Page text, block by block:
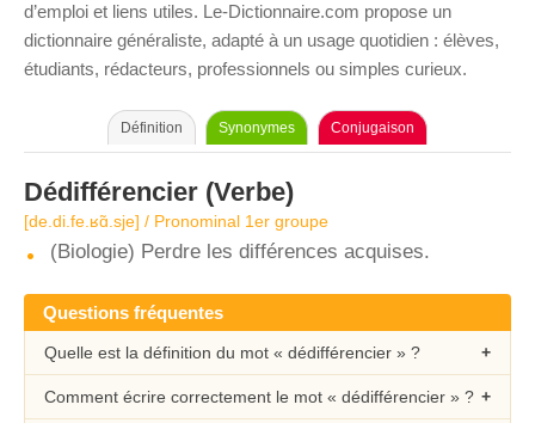
d’emploi et liens utiles. Le-Dictionnaire.com propose un
dictionnaire généraliste, adapté à un usage quotidien : élèves,
étudiants, rédacteurs, professionnels ou simples curieux.
Définition Synonymes Conjugaison
Dédifférencier (Verbe)
[de.di.fe.ʁɑ̃.sje] / Pronominal 1er groupe
(Biologie) Perdre les différences acquises.
Questions fréquentes
Quelle est la définition du mot « dédifférencier » ?
Comment écrire correctement le mot « dédifférencier » ?